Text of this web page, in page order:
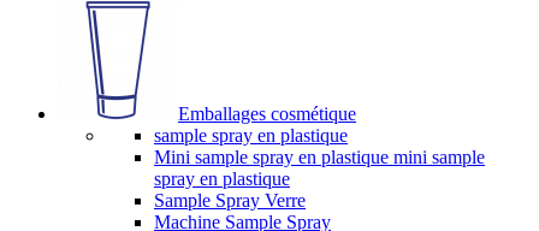
Emballages cosmétique
sample spray en plastique
Mini sample spray en plastique mini sample
spray en plastique
Sample Spray Verre
Machine Sample Spray